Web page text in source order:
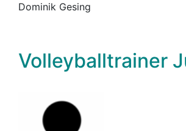
Dominik Gesing
Volleyballtrainer